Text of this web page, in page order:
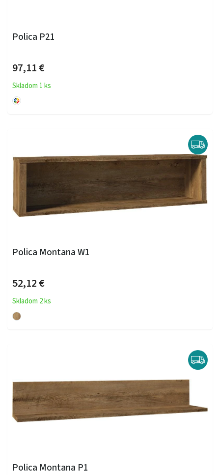
Polica P21
97,11 €
Skladom 1 ks
Polica Montana W1
52,12 €
Skladom 2 ks
Polica Montana P1